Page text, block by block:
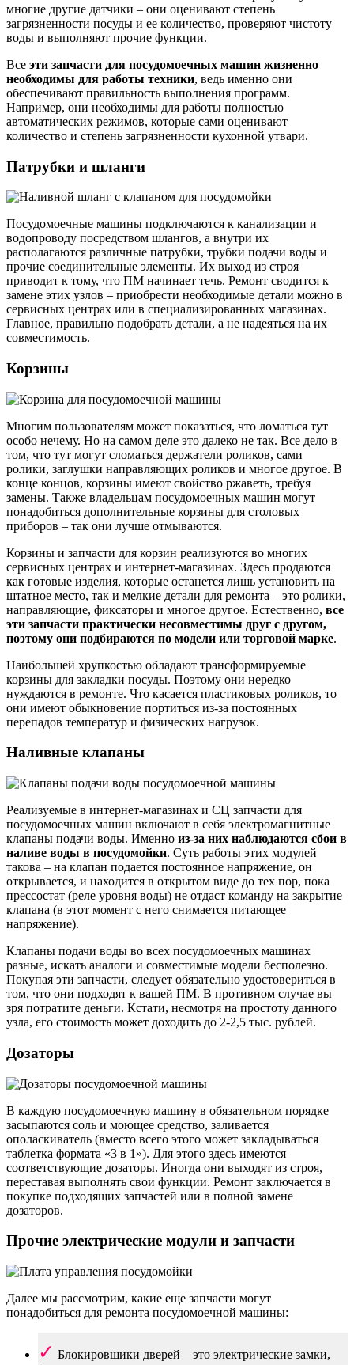
многие другие датчики – они оценивают степень
загрязненности посуды и ее количество, проверяют чистоту
воды и выполняют прочие функции.
Все эти запчасти для посудомоечных машин жизненно
необходимы для работы техники, ведь именно они
обеспечивают правильность выполнения программ.
Например, они необходимы для работы полностью
автоматических режимов, которые сами оценивают
количество и степень загрязненности кухонной утвари.
Патрубки и шланги
Посудомоечные машины подключаются к канализации и
водопроводу посредством шлангов, а внутри их
располагаются различные патрубки, трубки подачи воды и
прочие соединительные элементы. Их выход из строя
приводит к тому, что ПМ начинает течь. Ремонт сводится к
замене этих узлов – приобрести необходимые детали можно в
сервисных центрах или в специализированных магазинах.
Главное, правильно подобрать детали, а не надеяться на их
совместимость.
Корзины
Многим пользователям может показаться, что ломаться тут
особо нечему. Но на самом деле это далеко не так. Все дело в
том, что тут могут сломаться держатели роликов, сами
ролики, заглушки направляющих роликов и многое другое. В
конце концов, корзины имеют свойство ржаветь, требуя
замены. Также владельцам посудомоечных машин могут
понадобиться дополнительные корзины для столовых
приборов – так они лучше отмываются.
Корзины и запчасти для корзин реализуются во многих
сервисных центрах и интернет-магазинах. Здесь продаются
как готовые изделия, которые останется лишь установить на
штатное место, так и мелкие детали для ремонта – это ролики,
направляющие, фиксаторы и многое другое. Естественно, все
эти запчасти практически несовместимы друг с другом,
поэтому они подбираются по модели или торговой марке.
Наибольшей хрупкостью обладают трансформируемые
корзины для закладки посуды. Поэтому они нередко
нуждаются в ремонте. Что касается пластиковых роликов, то
они имеют обыкновение портиться из-за постоянных
перепадов температур и физических нагрузок.
Наливные клапаны
Реализуемые в интернет-магазинах и СЦ запчасти для
посудомоечных машин включают в себя электромагнитные
клапаны подачи воды. Именно из-за них наблюдаются сбои в
наливе воды в посудомойки. Суть работы этих модулей
такова – на клапан подается постоянное напряжение, он
открывается, и находится в открытом виде до тех пор, пока
прессостат (реле уровня воды) не отдаст команду на закрытие
клапана (в этот момент с него снимается питающее
напряжение).
Клапаны подачи воды во всех посудомоечных машинах
разные, искать аналоги и совместимые модели бесполезно.
Покупая эти запчасти, следует обязательно удостовериться в
том, что они подходят к вашей ПМ. В противном случае вы
зря потратите деньги. Кстати, несмотря на простоту данного
узла, его стоимость может доходить до 2-2,5 тыс. рублей.
Дозаторы
В каждую посудомоечную машину в обязательном порядке
засыпаются соль и моющее средство, заливается
ополаскиватель (вместо всего этого может закладываться
таблетка формата «3 в 1»). Для этого здесь имеются
соответствующие дозаторы. Иногда они выходят из строя,
переставая выполнять свои функции. Ремонт заключается в
покупке подходящих запчастей или в полной замене
дозаторов.
Прочие электрические модули и запчасти
Далее мы рассмотрим, какие еще запчасти могут
понадобиться для ремонта посудомоечной машины:
Блокировщики дверей – это электрические замки,